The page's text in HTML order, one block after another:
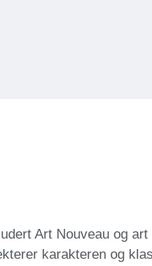
Art Nouveau og art
karakteren og